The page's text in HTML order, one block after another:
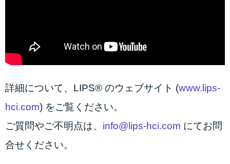
詳細について、LIPS® のウェブサイト (www.lips-
hci.com) をご覧ください。
ご質問やご不明点は、 info@lips-hci.com にてお問
合せください。